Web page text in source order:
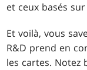
et ceux basés sur
Et voilà, vous
R&D prend en
les cartes. Notez